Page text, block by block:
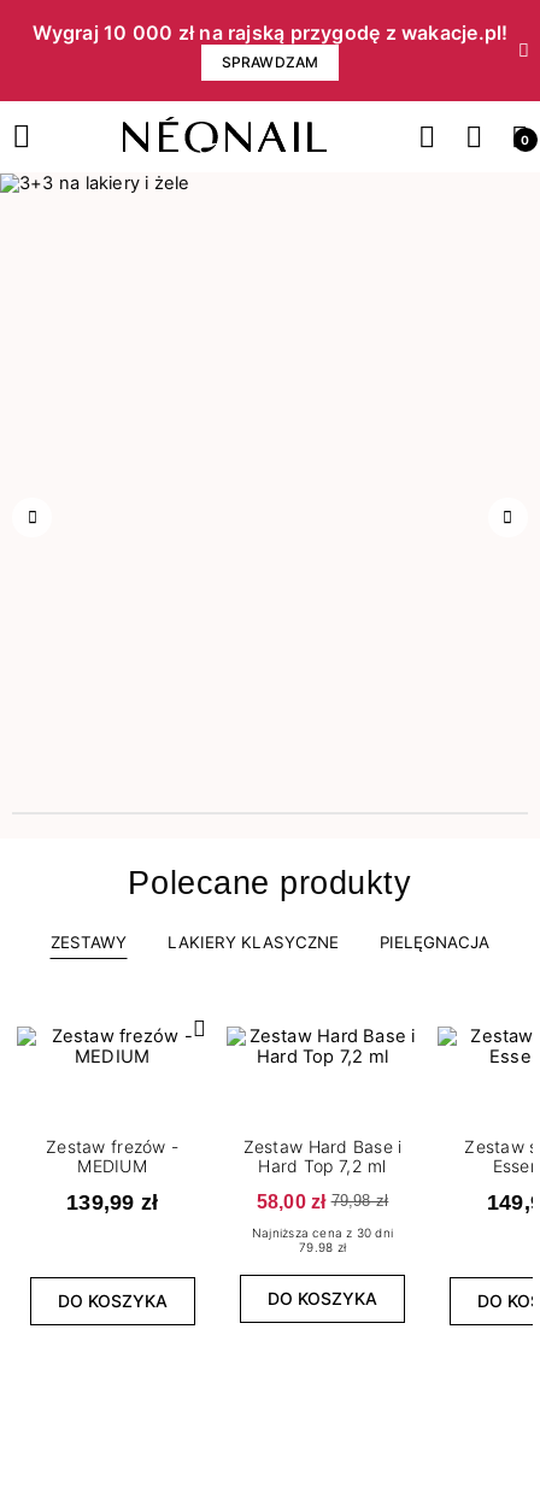
Wygraj 10 000 zł na rajską przygodę z wakacje.pl!​
SPRAWDZAM
0
Polecane produkty
ZESTAWY LAKIERY KLASYCZNE PIELĘGNACJA
Zestaw frezów -
MEDIUM
139,99 zł
DO KOSZYKA
Zestaw Hard Base i
Hard Top 7,2 ml
58,00 zł 79,98 zł
Najniższa cena z 30 dni
79.98 zł
DO KOSZYKA
Zestaw
DO